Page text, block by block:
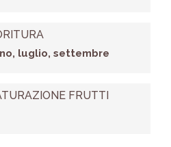
luglio, settembre
FRUTTI